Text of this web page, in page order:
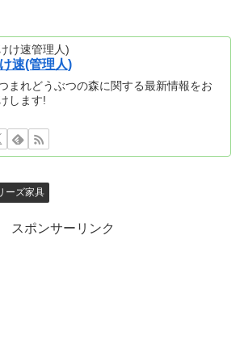
け速管理人)
速(管理人)
まれどうぶつの森に関する最新情報をお
します!
ーズ家具
スポンサーリンク